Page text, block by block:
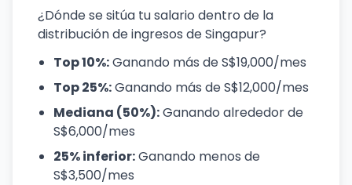
¿Dónde se sitúa tu salario dentro de la
distribución de ingresos de Singapur?
Top 10%:Ganando más de S$19,000/mes
Top 25%:Ganando más de S$12,000/mes
Mediana (50%):Ganando alrededor de
S$6,000/mes
25% inferior:Ganando menos de
S$3,500/mes